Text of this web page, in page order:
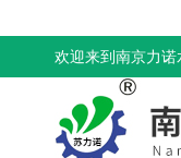
欢迎来到南京力诺